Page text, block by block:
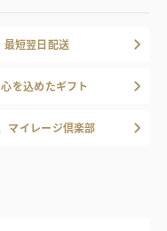
最短翌日配送
心を込めたギフト
マイレージ倶楽部